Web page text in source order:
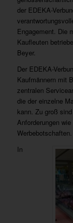
der EDEKA-
Engagement. Die
Kaufleuten
Beyer.
Der EDEKA-
Kaufmännern mit
zentralen
die der einzelne
kann. Zu groß
Anforderungen
Werbebotschaften.
In